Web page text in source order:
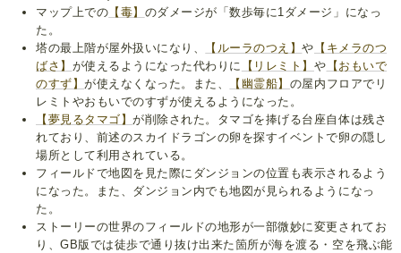
マップ上での 【毒】 のダメージが「数歩毎に1ダメージ」になっ
た。
塔の最上階が屋外扱いになり、
【ルーラのつえ】や 【キメラのつ
ばさ】 が使えるようになった代わりに 【リレミト】 や 【おもいで
のすず】が使えなくなった。また、 【幽霊船】 の屋内フロアでリ
レミトやおもいでのすずが使えるようになった。
【夢見るタマゴ】が削除された。タマゴを捧げる台座自体は残さ
れており、前述のスカイドラゴンの卵を探すイベントで卵の隠し
場所として利用されている。
フィールドで地図を見た際にダンジョンの位置も表示されるよう
になった。また、ダンジョン内でも地図が見られるようになっ
た。
ストーリーの世界のフィールドの地形が一部微妙に変更されてお
り、GB版では徒歩で通り抜け出来た箇所が海を渡る・空を飛ぶ能